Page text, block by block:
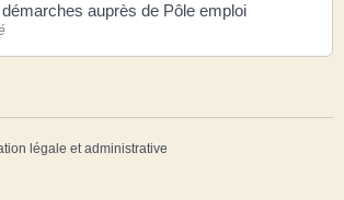
auprès de Pôle emploi
légale et administrative